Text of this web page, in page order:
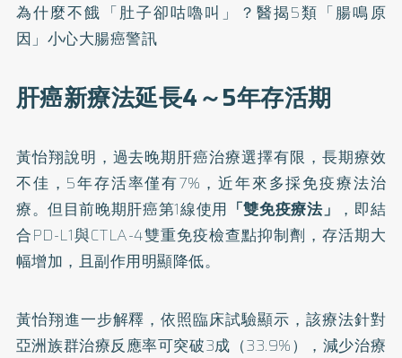
為什麼不餓「肚子卻咕嚕叫」？醫揭5類「腸鳴原
因」小心大腸癌警訊
肝癌新療法延長4～5年存活期
黃怡翔說明，過去晚期肝癌治療選擇有限，長期療效
不佳，5年存活率僅有7%，近年來多採免疫療法治
療。但目前晚期肝癌第1線使用 「雙免疫療法」
，即結
合PD-L1與CTLA-4雙重免疫檢查點抑制劑，存活期大
幅增加，且副作用明顯降低。
黃怡翔進一步解釋，依照臨床試驗顯示，該療法針對
亞洲族群治療反應率可突破3成（33.9%），減少治療